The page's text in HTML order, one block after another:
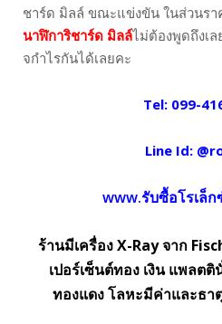
ชาร์ด มิลล์ ขณะแข่งขัน ในส่วนรา
นาฬิการิชาร์ด มิลล์ไม่ต้องพูดถึงเล
จกำไรกันได้เลยคะ
Tel: 099-
Line Id:
www.รับซื้อโรเล็
ร้านมีเครื่อง X-Ray จาก
เปอร์เซ็นต์ทอง เงิน แพลตติ
ทองแดง โลหะมีค่าและธา